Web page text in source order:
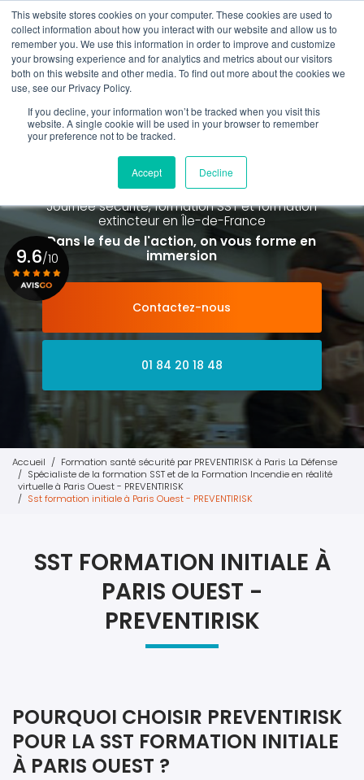
This website stores cookies on your computer. These cookies are used to
collect information about how you interact with our website and allow us to
remember you. We use this information in order to improve and customize
your browsing experience and for analytics and metrics about our visitors
both on this website and other media. To find out more about the cookies we
use, see our Privacy Policy.
If you decline, your information won’t be tracked when you visit this
website. A single cookie will be used in your browser to remember
your preference not to be tracked.
Accept Decline
Aller
au
contenu
principal
01 84 20 18 48
Spécialiste de la formation SST et
de la Formation Incendie
à Paris La Défense depuis 2015
Journée sécurité, formation SST et formation
extincteuren Île-de-France
Dans le feu de l'action, on vous forme en
immersion
Contactez-nous
01 84 20 18 48
9.6/10
Voir le certificat
Accueil
Formation santé sécurité par PREVENTIRISK à Paris La Défense
Spécialiste de la formation SST et de la Formation Incendie en réalité
virtuelle à Paris Ouest - PREVENTIRISK
Sst formation initiale à Paris Ouest - PREVENTIRISK
SST FORMATION INITIALE À
PARIS OUEST -
PREVENTIRISK
POURQUOI CHOISIR PREVENTIRISK
POUR LA SST FORMATION INITIALE
À PARIS OUEST ?